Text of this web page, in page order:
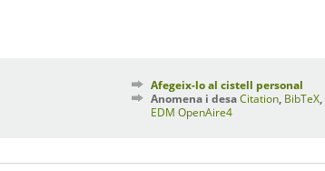
Afegeix-lo al cistell personal
Anomena i desaCitation BibTeX
EDM OpenAire4